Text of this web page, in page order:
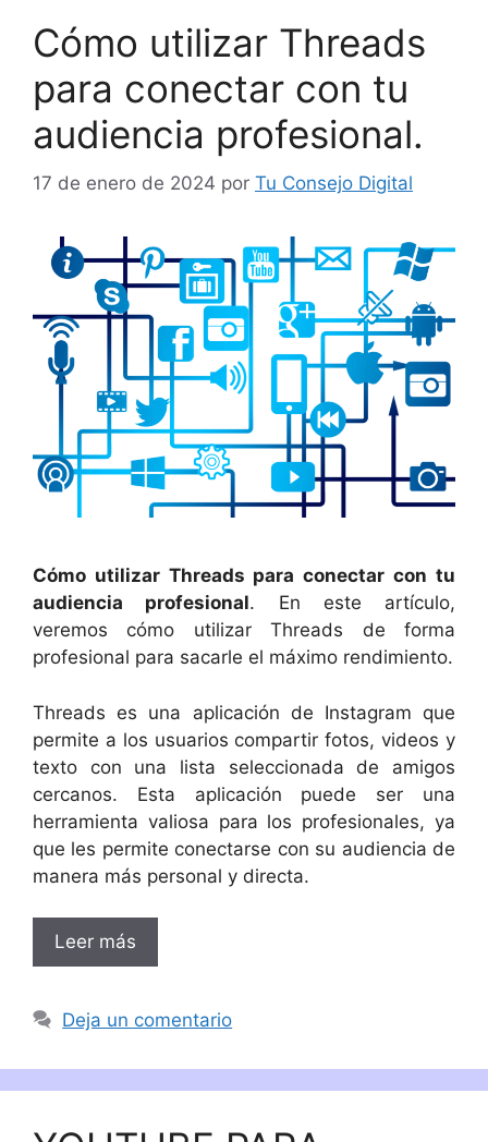
Cómo utilizar Threads
para conectar con tu
audiencia profesional.
17 de enero de 2024 por Tu Consejo Digital
Cómo utilizar Threads para conectar con tu
audiencia profesional. En este artículo,
veremos cómo utilizar Threads de forma
profesional para sacarle el máximo rendimiento.
Threads es una aplicación de Instagram que
permite a los usuarios compartir fotos, videos y
texto con una lista seleccionada de amigos
cercanos. Esta aplicación puede ser una
herramienta valiosa para los profesionales, ya
que les permite conectarse con su audiencia de
manera más personal y directa.
Leer más
Deja un comentario